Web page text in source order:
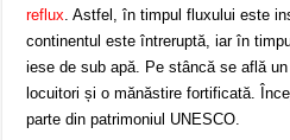
reflux. Astfel, în timpul fluxului este
continentul este întreruptă, iar în
iese de sub apă. Pe stâncă se află
locuitori și o mănăstire fortificată.
parte din patrimoniul UNESCO.